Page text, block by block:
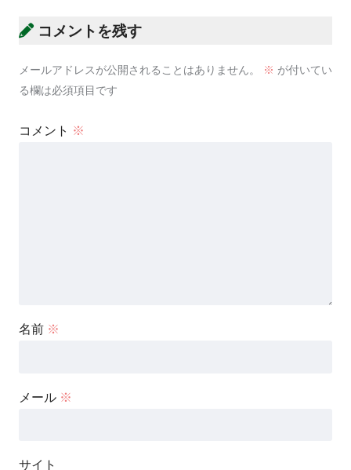
コメントを残す
メールアドレスが公開されることはありません。 ※ が付いてい
る欄は必須項目です
コメント ※
名前 ※
メール ※
サイト